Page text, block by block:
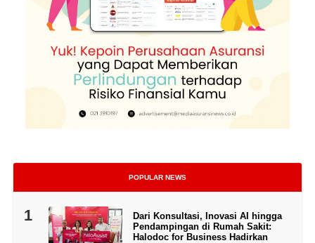
POPULAR NEWS
1
Dari Konsultasi, Inovasi AI hingga
Pendampingan di Rumah Sakit:
Halodoc for Business Hadirkan